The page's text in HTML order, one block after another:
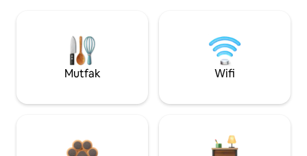
Mutfak Wifi